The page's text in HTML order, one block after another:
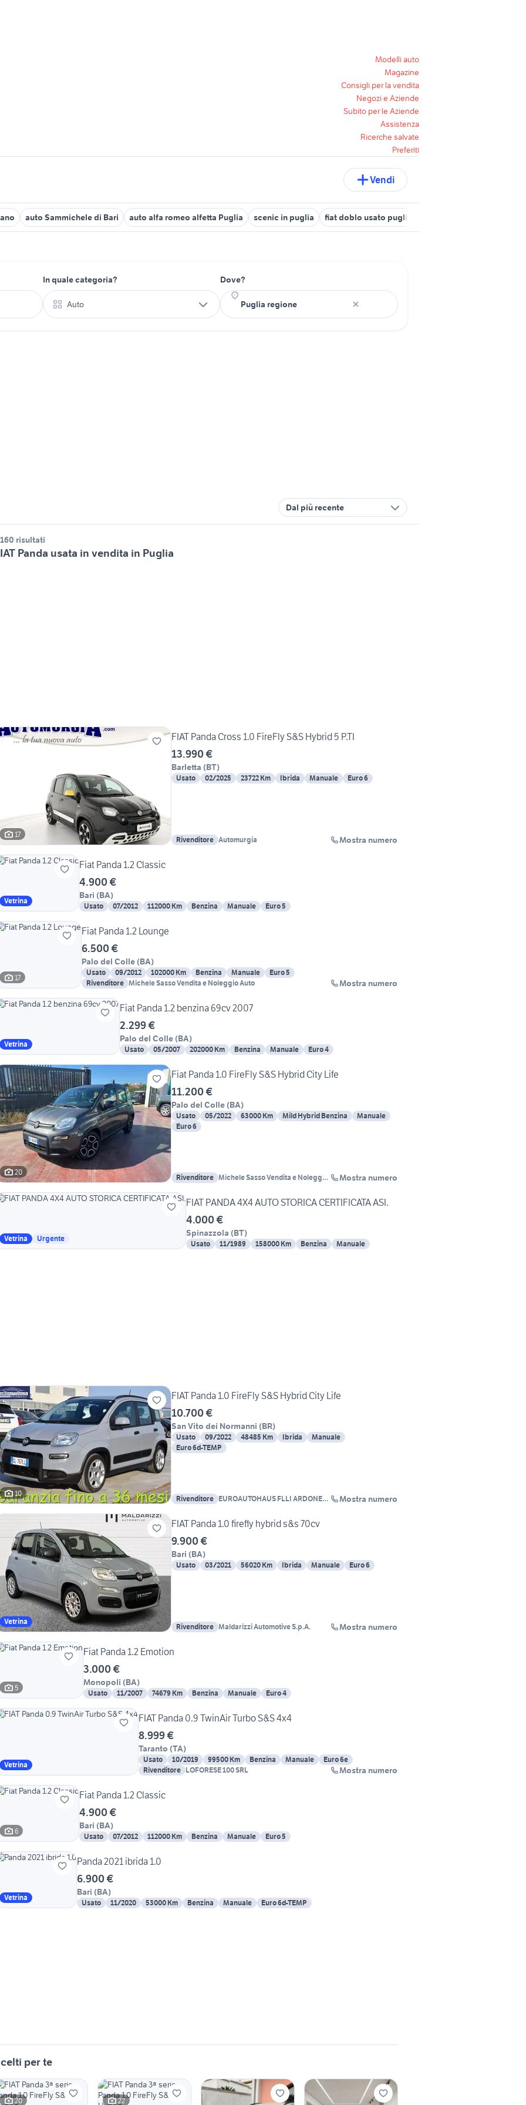
Modelli auto
Magazine
Consigli per la vendita
Negozi e Aziende
Subito per le Aziende
Assistenza
Ricerche salvate
Preferiti
Vendi
auto Sammichele di Bari auto alfa romeo alfetta Puglia scenic in puglia fiat doblo usato puglia
In quale categoria?
Auto
Dove?
Dal più recente
risultati
Panda usata in vendita in Puglia
17
FIAT Panda Cross 1.0 FireFly S&S Hybrid 5 P.TI
13.990 €
Barletta (BT)
Usato 02/2025 23722 Km Ibrida Manuale Euro 6
Rivenditore Automurgia Mostra numero
Vetrina
Fiat Panda 1.2 Classic
4.900 €
Bari (BA)
Usato 07/2012 112000 Km Benzina Manuale Euro 5
17
Fiat Panda 1.2 Lounge
6.500 €
Palo del Colle (BA)
Usato 09/2012 102000 Km Benzina Manuale
Euro 5
Rivenditore Michele Sasso Vendita e Noleggio Auto Mostra numero
Vetrina
Fiat Panda 1.2 benzina 69cv 2007
2.299 €
Palo del Colle (BA)
Usato 05/2007 202000 Km Benzina Manuale Euro 4
20
Fiat Panda 1.0 FireFly S&S Hybrid City Life
11.200 €
Palo del Colle (BA)
Usato 05/2022 63000 Km Mild Hybrid Benzina
Manuale
Euro 6
Rivenditore Michele Sasso Vendita e Noleggio
Mostra numero
Vetrina Urgente
FIAT PANDA 4X4 AUTO STORICA CERTIFICATA ASI.
4.000 €
Spinazzola (BT)
Usato 11/1989 158000 Km Benzina Manuale
10
FIAT Panda 1.0 FireFly S&S Hybrid City Life
10.700 €
San Vito dei Normanni (BR)
Usato 09/2022 48485 Km Ibrida
Manuale
Euro 6d-TEMP
Rivenditore EUROAUTOHAUS FLLI ARDONE
Mostra numero
Vetrina
FIAT Panda 1.0 firefly hybrid s&s 70cv
9.900 €
Bari (BA)
Usato 03/2021 56020 Km Ibrida Manuale Euro 6
Rivenditore Maldarizzi Automotive S.p.A. Mostra numero
5
Fiat Panda 1.2 Emotion
3.000 €
Monopoli (BA)
Usato 11/2007 74679 Km Benzina Manuale Euro 4
Vetrina
FIAT Panda 0.9 TwinAir Turbo S&S 4x4
8.999 €
Taranto (TA)
Usato 10/2019 99500 Km Benzina Manuale
Euro 6e
Rivenditore LOFORESE 100 SRL Mostra numero
6
Fiat Panda 1.2 Classic
4.900 €
Bari (BA)
Usato 07/2012 112000 Km Benzina Manuale Euro 5
Vetrina
Panda 2021 ibrida 1.0
6.900 €
Bari (BA)
Usato 11/2020 53000 Km Benzina Manuale Euro 6d-TEMP
per te
20 22